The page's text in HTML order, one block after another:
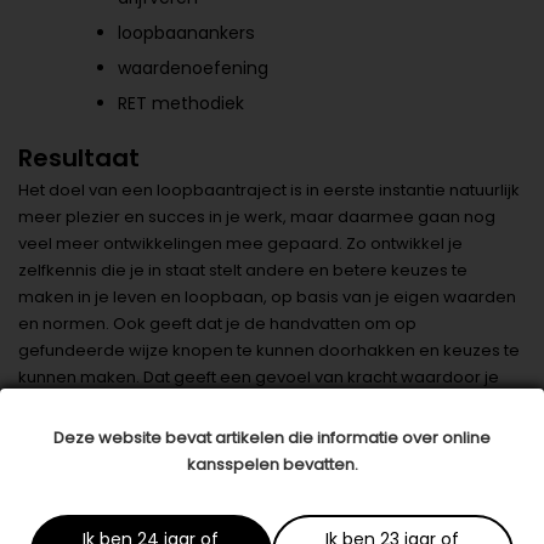
Deze website bevat artikelen die informatie over online
kansspelen bevatten.
loopbaanankers
waardenoefening
RET methodiek
Resultaat
Het doel van een loopbaantraject is in eerste instantie natuurlijk
meer plezier en succes in je werk, maar daarmee gaan nog
veel meer ontwikkelingen mee gepaard. Zo ontwikkel je
zelfkennis die je in staat stelt andere en betere keuzes te
maken in je leven en loopbaan, op basis van je eigen waarden
en normen. Ook geeft dat je de handvatten om op
gefundeerde wijze knopen te kunnen doorhakken en keuzes te
kunnen maken. Dat geeft een gevoel van kracht waardoor je
loopbaanadviseurs bij Themis loopbaancoaching zijn er voor